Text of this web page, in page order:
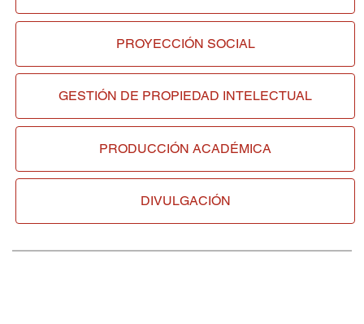
PROYECCIÓN SOCIAL
GESTIÓN DE PROPIEDAD INTELECTUAL
PRODUCCIÓN ACADÉMICA
DIVULGACIÓN